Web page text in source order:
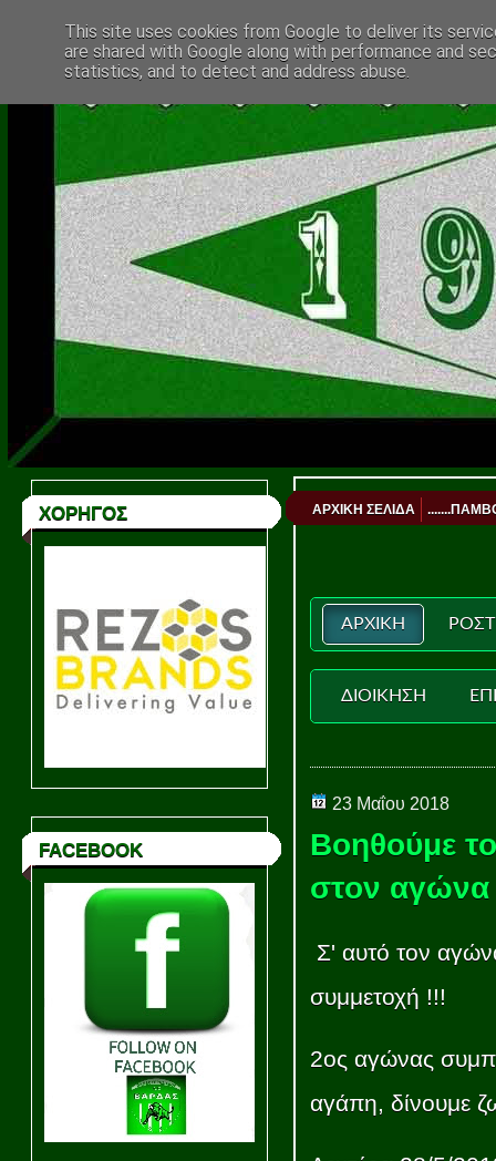
ΧΟΡΗΓΟΣ
FACEBOOK
ΑΡΧΙΚΗ ΣΕΛΙΔΑ
ΑΡΧΙΚΗ
ΔΙΟΙΚΗΣΗ
23 Μαΐου 2018
Βοηθούμε
στον αγώνα
Σ' αυτό τον
συμμετοχή !!!
2ος αγώνας
αγάπη, δίνουμε
This site uses cookies from Google to deliver its
are shared with Google along with performance and
statistics, and to detect and address abuse.